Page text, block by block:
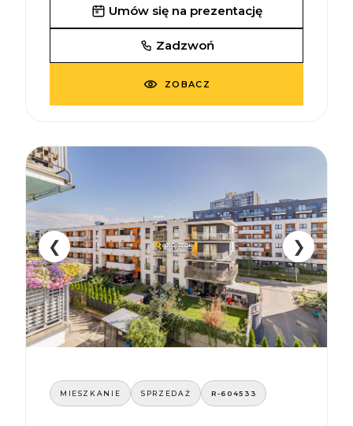
Umów się na prezentację
Zadzwoń
ZOBACZ
❮ ❯
MIESZKANIE SPRZEDAŻ R-604533